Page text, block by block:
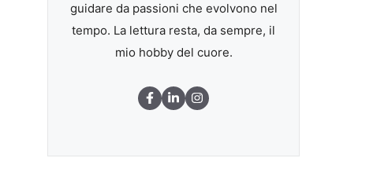
guidare da passioni che evolvono nel
tempo. La lettura resta, da sempre, il
mio hobby del cuore.